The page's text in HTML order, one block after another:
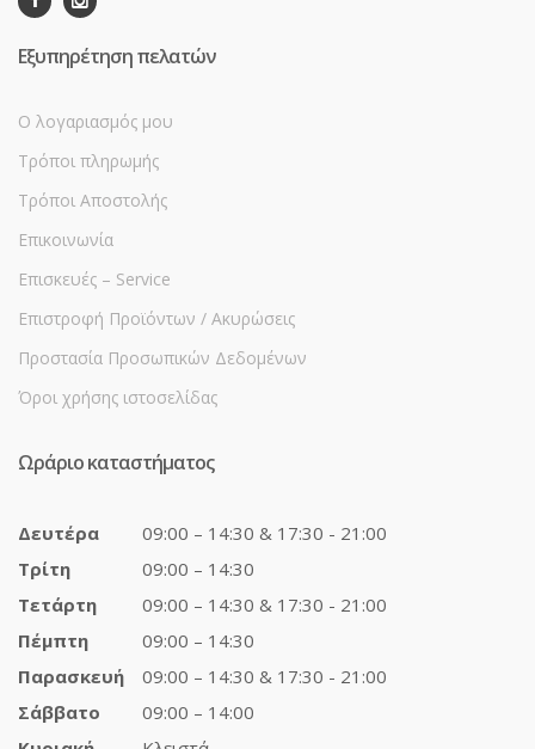
Εξυπηρέτηση πελατών
Ο λογαριασμός μου
Τρόποι πληρωμής
Τρόποι Αποστολής
Επικοινωνία
Επισκευές – Service
Επιστροφή Προϊόντων / Ακυρώσεις
Προστασία Προσωπικών Δεδομένων
Όροι χρήσης ιστοσελίδας
Ωράριο καταστήματος
Δευτέρα
09:00 – 14:30 & 17:30 - 21:00
Τρίτη
09:00 – 14:30
Τετάρτη
09:00 – 14:30 & 17:30 - 21:00
Πέμπτη
09:00 – 14:30
Παρασκευή
09:00 – 14:30 & 17:30 - 21:00
Σάββατο
09:00 – 14:00